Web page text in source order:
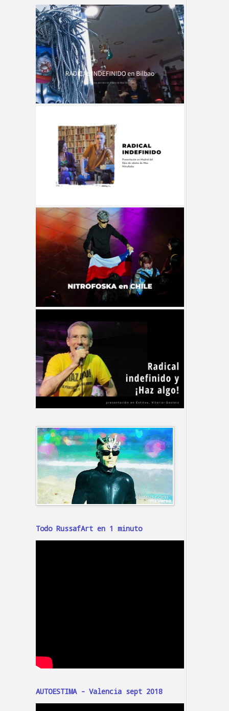
Todo RussafArt en 1 minuto
AUTOESTIMA - Valencia sept 2018